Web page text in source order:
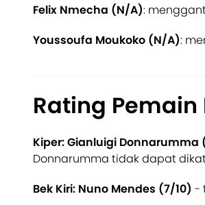
Felix Nmecha (N/A):
Youssoufa Moukoko (N/A):
Rating Pemain
Kiper: Gianluigi Donnarumma
Donnarumma tidak dapat
Bek Kiri: Nuno Mendes (7/10) -